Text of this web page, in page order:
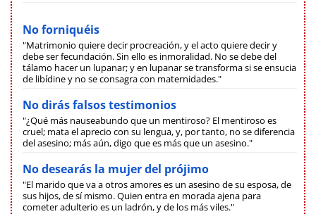
No forniquéis
"Matrimonio quiere decir procreación, y el acto quiere decir y
debe ser fecundación. Sin ello es inmoralidad. No se debe del
tálamo hacer un lupanar; y en lupanar se transforma si se ensucia
de libídine y no se consagra con maternidades."
No dirás falsos testimonios
"¿Qué más nauseabundo que un mentiroso? El mentiroso es
cruel; mata el aprecio con su lengua, y, por tanto, no se diferencia
del asesino; más aún, digo que es más que un asesino."
No desearás la mujer del prójimo
"El marido que va a otros amores es un asesino de su esposa, de
sus hijos, de sí mismo. Quien entra en morada ajena para
cometer adulterio es un ladrón, y de los más viles."